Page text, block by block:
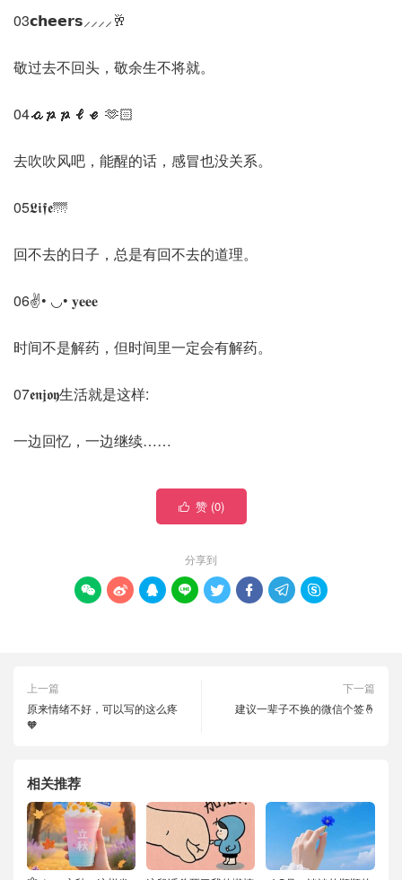
03𝗰𝗵𝗲𝗲𝗿𝘀⸝⸝⸝⸝🥂
敬过去不回头，敬余生不将就。
04𝓪𝓹𝓹𝓵𝓮 🫶🏻
去吹吹风吧，能醒的话，感冒也没关系。
05𝕷𝖎𝖋𝖊🌁
回不去的日子，总是有回不去的道理。
06✌• ◡• 𝐲𝐞𝐞𝐞
时间不是解药，但时间里一定会有解药。
07𝖊𝖓𝖏𝖔𝖞生活就是这样:
一边回忆，一边继续……
 赞 (0)
分享到
       
上一篇
原来情绪不好，可以写的这么疼
🧡
下一篇
建议一辈子不换的微信个签🤞
相关推荐